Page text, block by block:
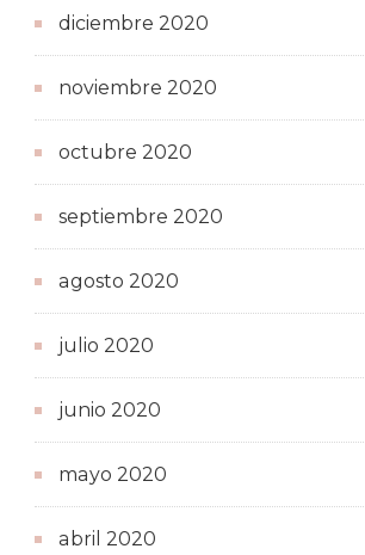
diciembre 2020
noviembre 2020
octubre 2020
septiembre 2020
agosto 2020
julio 2020
junio 2020
mayo 2020
abril 2020